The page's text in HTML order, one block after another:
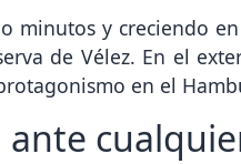
minutos y creciendo
de Vélez. En el
en el